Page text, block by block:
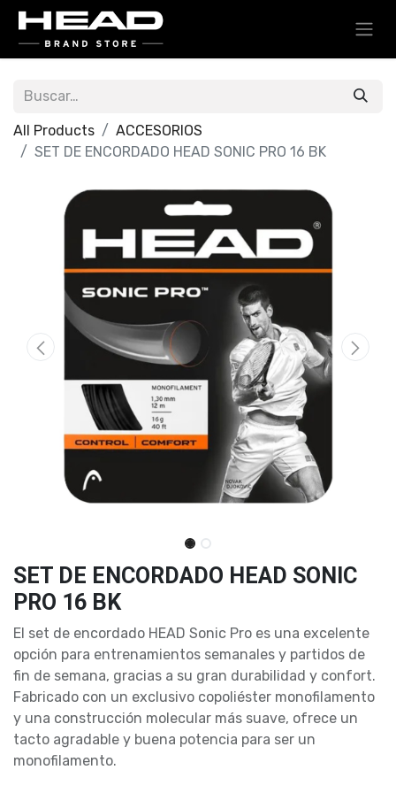
All Products
ACCESORIOS
SET DE ENCORDADO HEAD SONIC PRO 16 BK
SET DE ENCORDADO HEAD SONIC
PRO 16 BK
El set de encordado HEAD Sonic Pro es una excelente
opción para entrenamientos semanales y partidos de
fin de semana, gracias a su gran durabilidad y confort.
Fabricado con un exclusivo copoliéster monofilamento
y una construcción molecular más suave, ofrece un
tacto agradable y buena potencia para ser un
monofilamento.